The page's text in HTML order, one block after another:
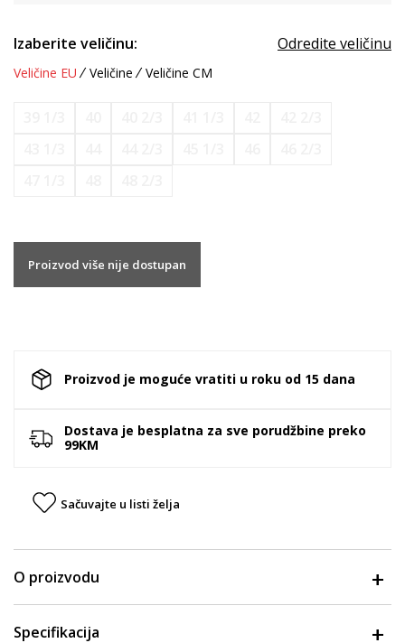
Izaberite veličinu: Odredite veličinu
Veličine EU Veličine Veličine CM
Proizvod više nije dostupan
Proizvod je moguće vratiti u roku od 15 dana
Dostava je besplatna za sve porudžbine preko
99KM
Sačuvajte u listi želja
O proizvodu
Specifikacija